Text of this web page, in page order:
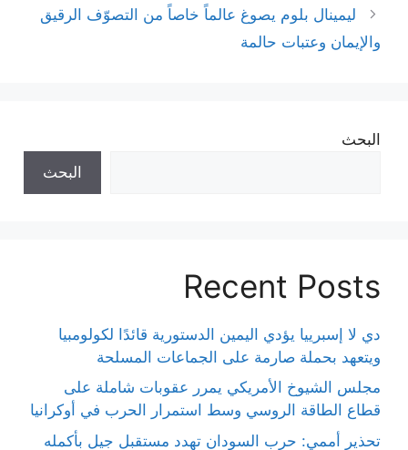
ليمينال بلوم يصوغ عالماً خاصاً من التصوّف الرقيق
والإيمان وعتبات حالمة
البحث
البحث
Recent Posts
دي لا إسبرييا يؤدي اليمين الدستورية قائدًا لكولومبيا
ويتعهد بحملة صارمة على الجماعات المسلحة
مجلس الشيوخ الأمريكي يمرر عقوبات شاملة على
قطاع الطاقة الروسي وسط استمرار الحرب في أوكرانيا
تحذير أممي: حرب السودان تهدد مستقبل جيل بأكمله